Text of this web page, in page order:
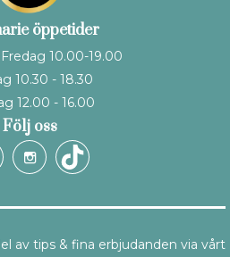
öppetider
10.00-19.00
10.30 - 18.30
12.00 - 16.00
Följ oss
av tips & fina erbjudanden via vårt